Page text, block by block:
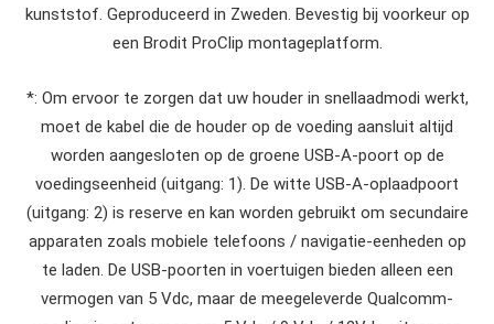
kunststof. Geproduceerd in Zweden. Bevestig bij voorkeur op
een Brodit ProClip montageplatform.
*: Om ervoor te zorgen dat uw houder in snellaadmodi werkt,
moet de kabel die de houder op de voeding aansluit altijd
worden aangesloten op de groene USB-A-poort op de
voedingseenheid (uitgang: 1). De witte USB-A-oplaadpoort
(uitgang: 2) is reserve en kan worden gebruikt om secundaire
apparaten zoals mobiele telefoons / navigatie-eenheden op
te laden. De USB-poorten in voertuigen bieden alleen een
vermogen van 5 Vdc, maar de meegeleverde Qualcomm-